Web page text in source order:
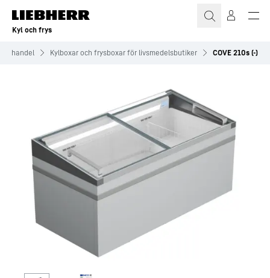
Kyl och frys
Kylboxar och frysboxar för livsmedelsbutiker COVE 210s (-)